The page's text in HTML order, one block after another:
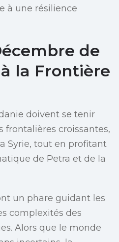
à une résilience
de
la Frontière
doivent se tenir
frontalières croissantes,
Syrie, tout en profitant
de Petra et de la
un phare guidant les
complexités des
Alors que le monde